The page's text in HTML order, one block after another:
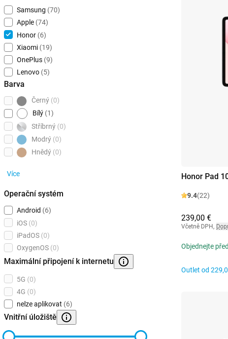
Samsung (70)
Apple (74)
Honor (6)
Xiaomi (19)
OnePlus (9)
Lenovo (5)
Barva
Černý (0)
Bílý (1)
Stříbrný (0)
Modrý (0)
Hnědý (0)
Více
Operační systém
Android (6)
iOS (0)
iPadOS (0)
OxygenOS (0)
Maximální připojení k internetu
5G (0)
4G (0)
nelze aplikovat (6)
Vnitřní úložiště
Honor Pad
9.4(22)
239,00 €
Včetně DPH,
Objednejte
Outlet od